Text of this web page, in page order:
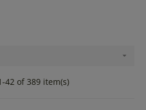

42 of 389 item(s)